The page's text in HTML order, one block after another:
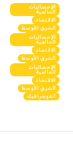
الإحصائيات
العالمية
الاقتصاد
الشرق الأوسط
انفوجرافيك
الإحصائيات
العالمية
الاقتصاد
الشرق الأوسط
انفوجرافيك
الإحصائيات
العالمية
الاقتصاد
الشرق الأوسط
انفوجرافيك